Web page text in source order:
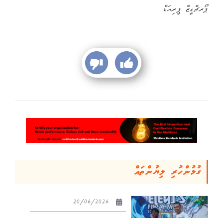
ޕޯރޗްގީޒް ޕީރިއަޑް
ގުޅުންހުރި ލިޔުންތައް